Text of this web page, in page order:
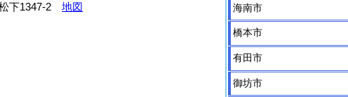
下1347-2 地図
海南市
橋本市
有田市
御坊市